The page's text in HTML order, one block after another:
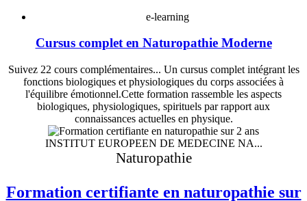
e-learning
Cursus complet en Naturopathie Moderne
Suivez 22 cours complémentaires... Un cursus complet intégrant les
fonctions biologiques et physiologiques du corps associées à
l'équilibre émotionnel.Cette formation rassemble les aspects
biologiques, physiologiques, spirituels par rapport aux
connaissances actuelles en physique.
INSTITUT EUROPEEN DE MEDECINE NA...
Naturopathie
Formation certifiante en naturopathie sur